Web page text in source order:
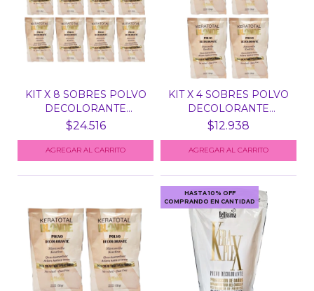
KIT X 8 SOBRES POLVO
DECOLORANTE
BLONDE...
$24.516
KIT X 4 SOBRES POLVO
DECOLORANTE
BLONDE...
$12.938
HASTA 10% OFF
COMPRANDO EN CANTIDAD